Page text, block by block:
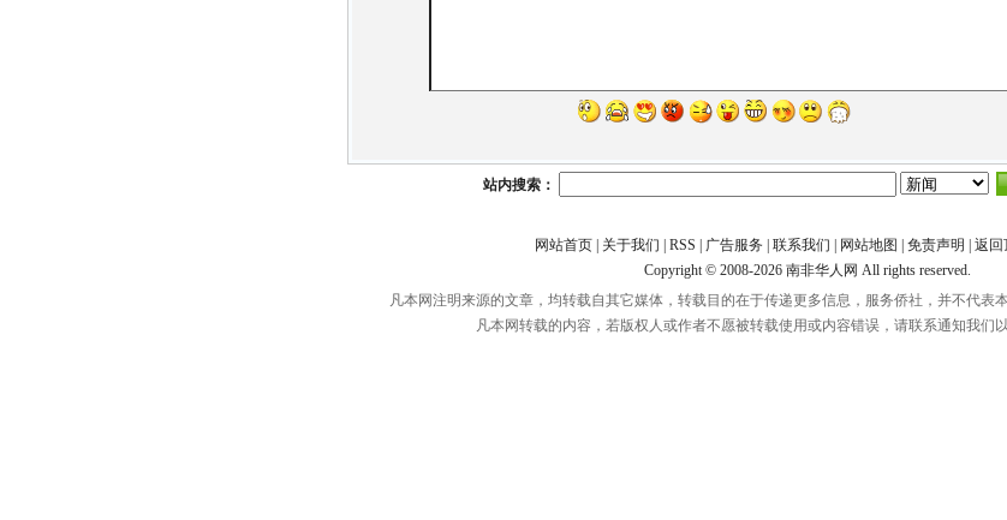
站内搜索：
网站首页| 关于我们 RSS 广告服务 联系我们 网站地图 免责声明 返回
Copyright © 2008-2026 南非华人网 All rights reserved.
凡本网注明来源的文章，均转载自其它媒体，转载目的在于传递更多信息，服务侨社，并不代表
凡本网转载的内容，若版权人或作者不愿被转载使用或内容错误，请联系通知我们